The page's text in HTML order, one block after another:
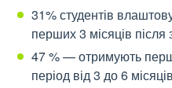
31% студентів
перших 3 місяців
47 % — отримують
період від 3 до 6